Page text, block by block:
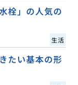
栓」の人気の
生活
たい基本の形